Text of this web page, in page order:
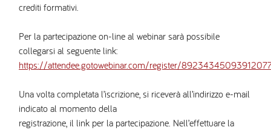
crediti formativi.
Per la partecipazione on-line al webinar sarà possibile
collegarsi al seguente link:
https://attendee.gotowebinar.com/register/
Una volta completata l’iscrizione, si riceverà all’indirizzo e-mail
indicato al momento della
registrazione, il link per la partecipazione. Nell’effettuare la